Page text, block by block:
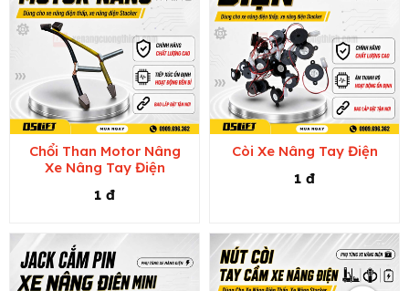
Chổi Than Motor Nâng
Xe Nâng Tay Điện
1 đ
Còi Xe Nâng Tay Điện
1 đ